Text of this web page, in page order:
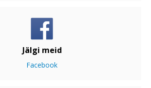
Jälgi meid
Facebook